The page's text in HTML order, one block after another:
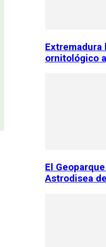
ornitológico
El
Astrodisea